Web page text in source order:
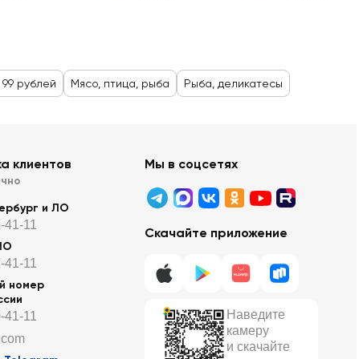
рублей Мясо, птица, рыба Рыба, деликатесы
клиентов
и ЛО
11
11
номер
11
Мы в соцсетях
Скачайте приложение
Наведите
камеру
и скачайте